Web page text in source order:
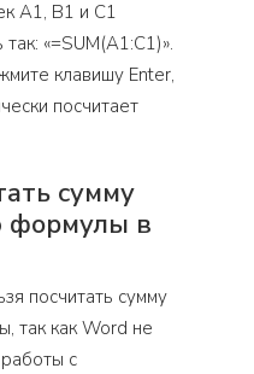
A1, B1 и C1
«=SUM(A1:C1)».
клавишу Enter,
посчитает
сумму
формулы в
посчитать сумму
так как Word не
с